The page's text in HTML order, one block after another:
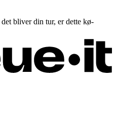
bliver din tur, er dette kø-